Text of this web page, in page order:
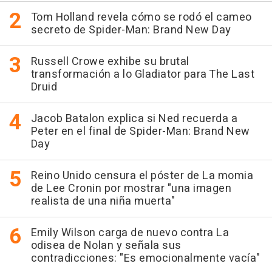
Tom Holland revela cómo se rodó el cameo
secreto de Spider-Man: Brand New Day
Russell Crowe exhibe su brutal
transformación a lo Gladiator para The Last
Druid
Jacob Batalon explica si Ned recuerda a
Peter en el final de Spider-Man: Brand New
Day
Reino Unido censura el póster de La momia
de Lee Cronin por mostrar "una imagen
realista de una niña muerta"
Emily Wilson carga de nuevo contra La
odisea de Nolan y señala sus
contradicciones: "Es emocionalmente vacía"